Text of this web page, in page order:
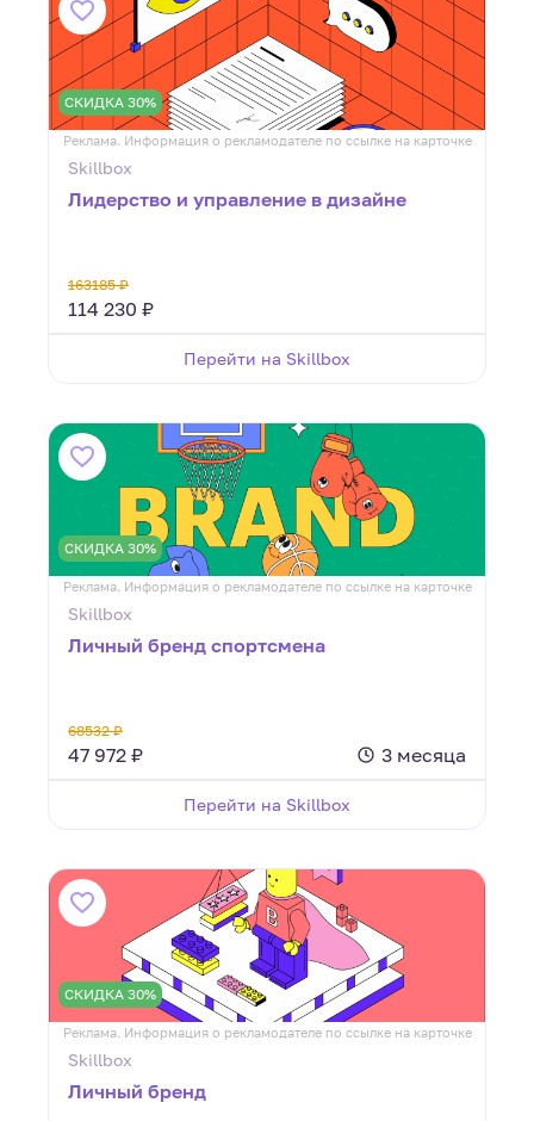
СКИДКА 30%
Реклама. Информация о рекламодателе по ссылке на карточке
Skillbox
Лидерство и управление в дизайне
163185 ₽
114 230 ₽
Перейти на Skillbox
СКИДКА 30%
Реклама. Информация о рекламодателе по ссылке на карточке
Skillbox
Личный бренд спортсмена
68532 ₽
47 972 ₽ 3 месяца
Перейти на Skillbox
СКИДКА 30%
Реклама. Информация о рекламодателе по ссылке на карточке
Skillbox
Личный бренд